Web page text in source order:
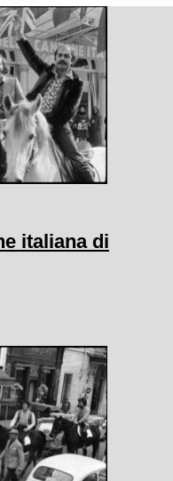
italiana di